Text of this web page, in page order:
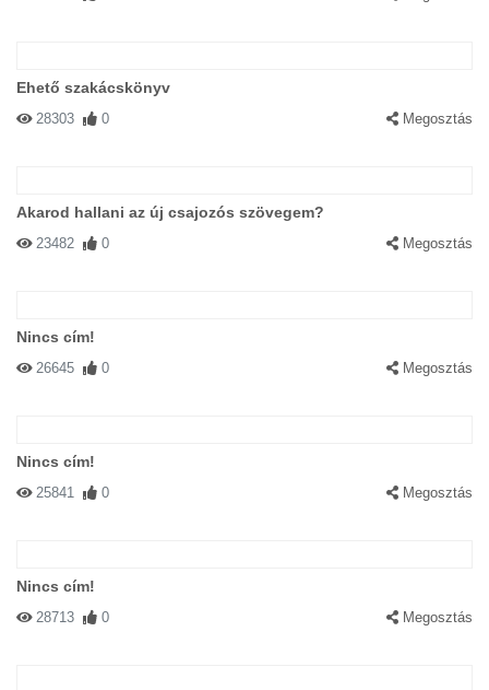
Ehető szakácskönyv
28303 0 Megosztás
Akarod hallani az új csajozós szövegem?
23482 0 Megosztás
Nincs cím!
26645 0 Megosztás
Nincs cím!
25841 0 Megosztás
Nincs cím!
28713 0 Megosztás